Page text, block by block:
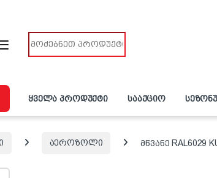
ყველა პროდუქტი სააქციო
აეროზოლი მწვანე